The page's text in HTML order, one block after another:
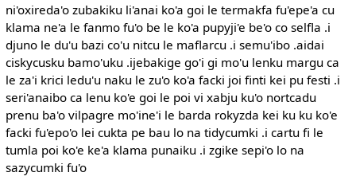
ni'oxireda'o zubakiku li'anai ko'a goi le termakfa fu'epe'a cu
klama ne'a le fanmo fu'o be le ko'a pupyji'e be'o co selfla .i
djuno le du'u bazi co'u nitcu le maflarcu .i semu'ibo .aidai
ciskycusku bamo'uku .ijebakige go'i gi mo'u lenku margu ca
le za'i krici ledu'u naku le zu'o ko'a facki joi finti kei pu festi .i
seri'anaibo ca lenu ko'e goi le poi vi xabju ku'o nortcadu
prenu ba'o vilpagre mo'ine'i le barda rokyzda kei ku ku ko'e
facki fu'epo'o lei cukta pe bau lo na tidycumki .i cartu fi le
tumla poi ko'e ke'a klama punaiku .i zgike sepi'o lo na
sazycumki fu'o